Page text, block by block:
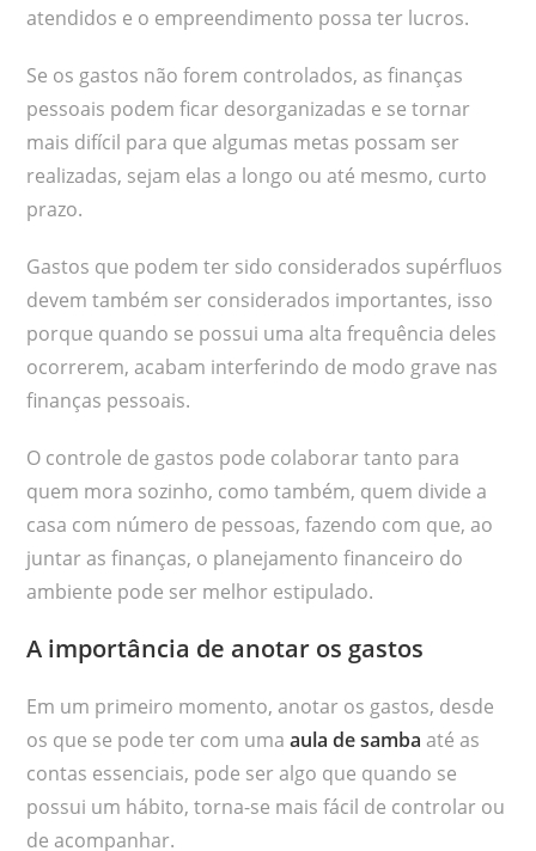
atendidos e o empreendimento possa ter lucros.
Se os gastos não forem controlados, as finanças
pessoais podem ficar desorganizadas e se tornar
mais difícil para que algumas metas possam ser
realizadas, sejam elas a longo ou até mesmo, curto
prazo.
Gastos que podem ter sido considerados supérfluos
devem também ser considerados importantes, isso
porque quando se possui uma alta frequência deles
ocorrerem, acabam interferindo de modo grave nas
finanças pessoais.
O controle de gastos pode colaborar tanto para
quem mora sozinho, como também, quem divide a
casa com número de pessoas, fazendo com que, ao
juntar as finanças, o planejamento financeiro do
ambiente pode ser melhor estipulado.
A importância de anotar os gastos
Em um primeiro momento, anotar os gastos, desde
os que se pode ter com uma aula de samba até as
contas essenciais, pode ser algo que quando se
possui um hábito, torna-se mais fácil de controlar ou
de acompanhar.